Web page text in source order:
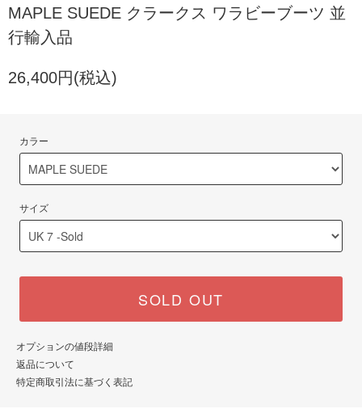
MAPLE SUEDE クラークス ワラビーブーツ 並
行輸入品
26,400円(税込)
カラー
サイズ
SOLD OUT
オプションの値段詳細
返品について
特定商取引法に基づく表記